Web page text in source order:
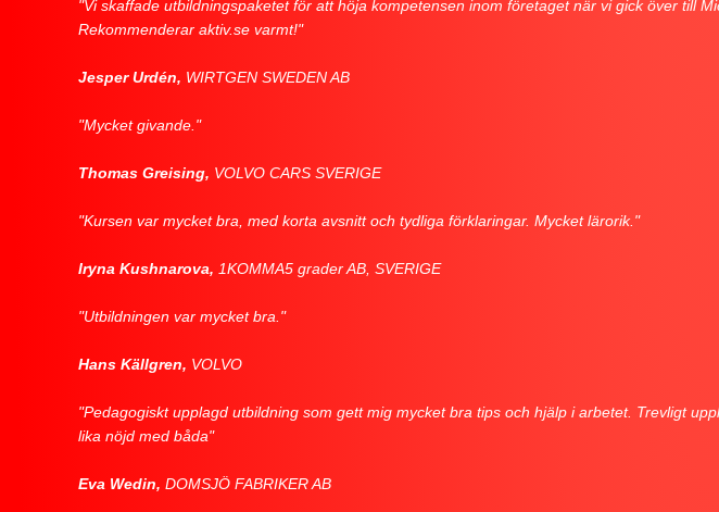
"Vi skaffade utbildningspaketet för att höja kompetensen inom företaget när vi gick över till
Rekommenderar aktiv.se varmt!"
Jesper Urdén, WIRTGEN SWEDEN AB
"Mycket givande."
Thomas Greising, VOLVO CARS SVERIGE
"Kursen var mycket bra, med korta avsnitt och tydliga förklaringar. Mycket lärorik."
Iryna Kushnarova, 1KOMMA5 grader AB, SVERIGE
"Utbildningen var mycket bra."
Hans Källgren, VOLVO
"Pedagogiskt upplagd utbildning som gett mig mycket bra tips och hjälp i arbetet. Trevligt
lika nöjd med båda"
Eva Wedin, DOMSJÖ FABRIKER AB